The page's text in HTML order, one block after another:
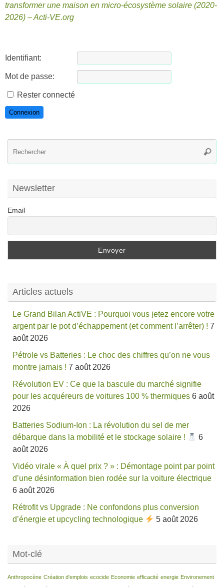
transformer une maison en micro-écosystème solaire (2020-
2026) – Acti-VE.org
Identifiant:
Mot de passe:
Rester connecté
Connexion
Newsletter
Email
Articles actuels
Le Grand Bilan ActiVE : Pourquoi vous jetez encore votre
argent par le pot d’échappement (et comment l’arrêter) ! 7
août 2026
Pétrole vs Batteries : Le choc des chiffres qu’on ne vous
montre jamais ! 7 août 2026
Révolution EV : Ce que la bascule du marché signifie
pour les acquéreurs de voitures 100 % thermiques 6 août
2026
Batteries Sodium-Ion : La révolution du sel de mer
débarque dans la mobilité et le stockage solaire !
6
août 2026
Vidéo virale « À quel prix ? » : Démontage point par point
d’une désinformation bien rodée sur la voiture électrique
6 août 2026
Rétrofit vs Upgrade : Ne confondons plus conversion
d’énergie et upcycling technologique
5 août 2026
Mot-clé
Anthropocène Création d'emplois ecocide Economie efficacité energie Environement